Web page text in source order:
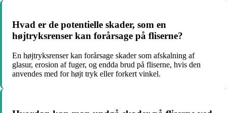
Hvad er de potentielle skader, som en
højtryksrenser kan forårsage på fliserne?
En højtryksrenser kan forårsage skader som afskalning af
glasur, erosion af fuger, og endda brud på fliserne, hvis den
anvendes med for højt tryk eller forkert vinkel.